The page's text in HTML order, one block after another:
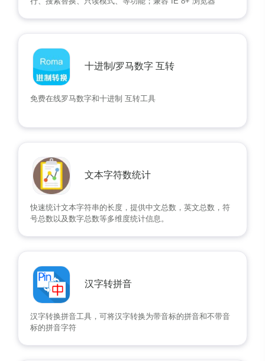
十进制/罗马数字 互转
免费在线罗马数字和十进制 互转工具
文本字符数统计
快速统计文本字符串的长度，提供中文总数，英文总数，符
号总数以及数字总数等多维度统计信息。
汉字转拼音
汉字转换拼音工具，可将汉字转换为带音标的拼音和不带音
标的拼音字符